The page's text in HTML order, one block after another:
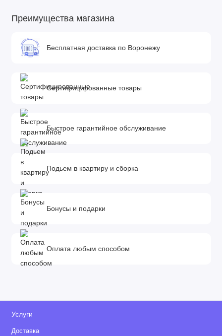
Преимущества магазина
Бесплатная доставка по Воронежу
Сертифицированные товары
Быстрое гарантийное обслуживание
Подьем в квартиру и сборка
Бонусы и подарки
Оплата любым способом
Услуги
Доставка